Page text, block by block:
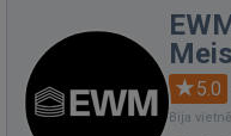
5.0
Bija